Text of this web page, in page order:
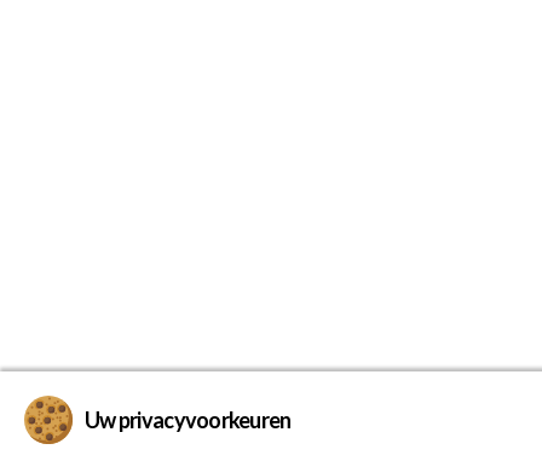
Uw privacyvoorkeuren